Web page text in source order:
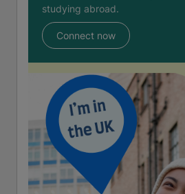
studying abroad.
Connect now